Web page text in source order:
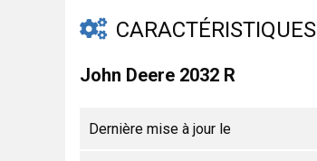
CARACTÉRISTIQUES
John Deere 2032 R
Dernière mise à jour le